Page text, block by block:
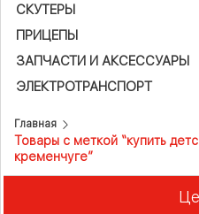
СКУТЕРЫ
ПРИЦЕПЫ
ЗАПЧАСТИ И АКСЕСCУАРЫ
ЭЛЕКТРОТРАНСПОРТ
Главная
Товары с меткой “купить
кременчуге”